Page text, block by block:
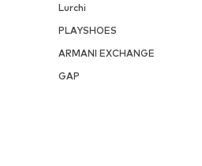
Lurchi
PLAYSHOES
ARMANI EXCHANGE
GAP